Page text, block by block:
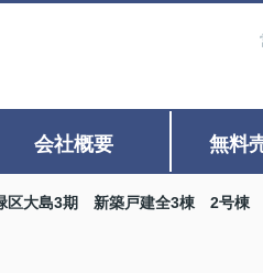
会社概要 無料
区大島3期 新築戸建全3棟 2号棟